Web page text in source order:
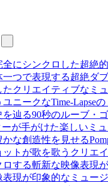
にシンクロした超絶
一つで表現する超絶ダ
クリエイティブなミ
ニークなTime-Lapse
辿る90秒のルーブ・
が手がけた楽しいミュ
な創造性を見せる
トが歌を歌うクリエ
する斬新な映像表現
現が印象的なミュー